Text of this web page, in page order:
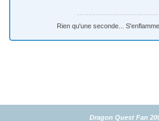
Rien qu'une seconde...
Dragon Quest Fan